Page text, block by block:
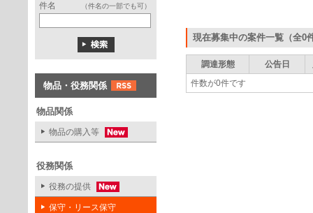
件名 （件名の一部でも可）
物品・役務関係
物品関係
物品の購入等
役務関係
役務の提供
保守・リース保守
現在募集中の案件一覧（全0
調達形態 公告日
件数が0件です